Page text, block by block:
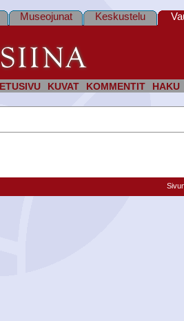
ETUSIVU KUVAT KOMMENTIT HAKU
Museojunat Keskustelu